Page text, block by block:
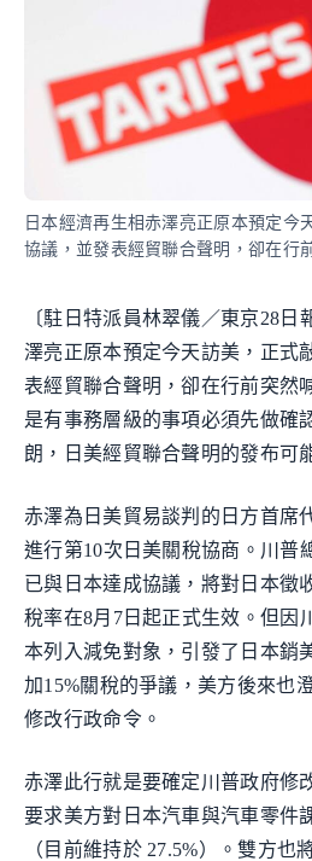
日本經濟再生相赤澤亮正原本預定今
協議，並發表經貿聯合聲明，卻在行
〔駐日特派員林翠儀／東京28
澤亮正原本預定今天訪美，正式
表經貿聯合聲明，卻在行前突然
是有事務層級的事項必須先做確
朗，日美經貿聯合聲明的發布可
赤澤為日美貿易談判的日方首席
進行第10次日美關稅協商。川普
已與日本達成協議，將對日本徵
稅率在8月7日起正式生效。但因
本列入減免對象，引發了日本銷
加15%關稅的爭議，美方後來也
修改行政命令。
赤澤此行就是要確定川普政府修
要求美方對日本汽車與汽車零件
（目前維持於 27.5%）。雙方也